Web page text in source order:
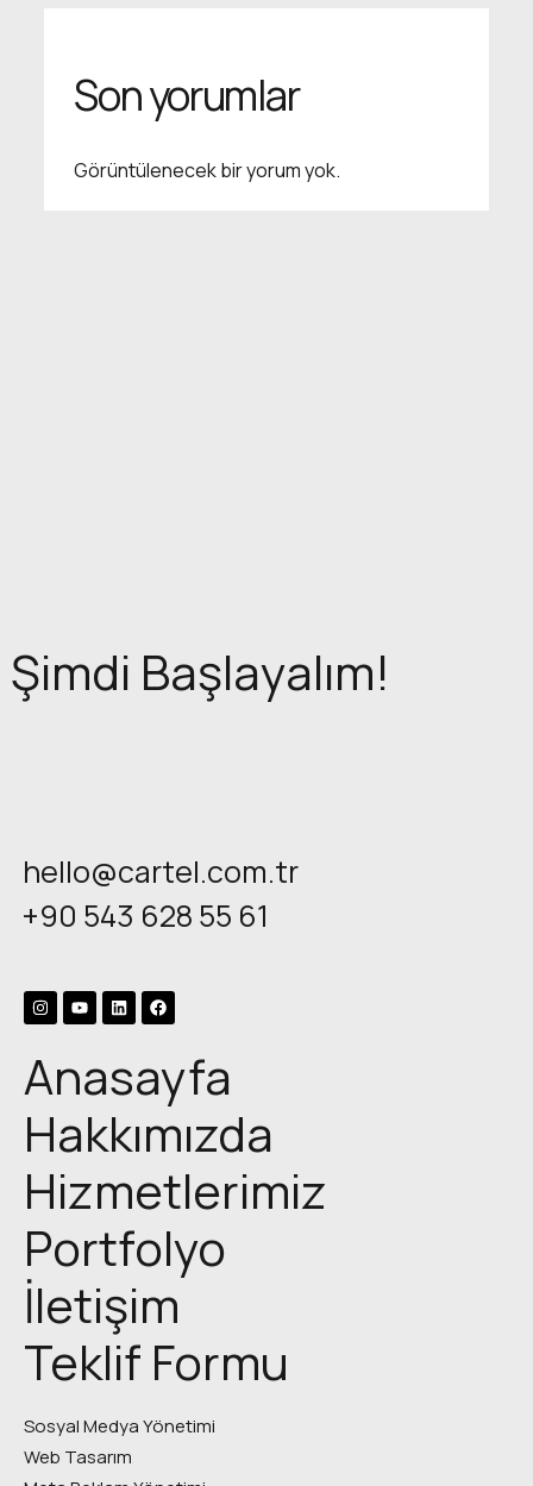
Son yorumlar
Görüntülenecek bir yorum yok.
Şimdi Başlayalım!
hello@cartel.com.tr
+90 543 628 55 61
Anasayfa
Hakkımızda
Hizmetlerimiz
Portfolyo
İletişim
Teklif Formu
Sosyal Medya Yönetimi
Web Tasarım